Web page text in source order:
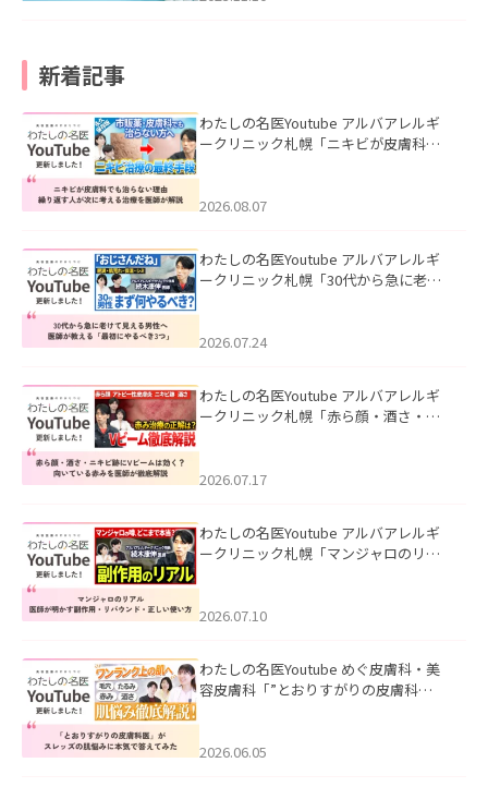
新着記事
わたしの名医Youtube アルバアレルギ
ークリニック札幌「ニキビが皮膚科で
ました。
2026.08.07
わたしの名医Youtube アルバアレルギ
ークリニック札幌「30代から急に老け
た。
2026.07.24
わたしの名医Youtube アルバアレルギ
ークリニック札幌「赤ら顔・酒さ・ニ
した。
2026.07.17
わたしの名医Youtube アルバアレルギ
ークリニック札幌「マンジャロのリア
た。
2026.07.10
わたしの名医Youtube めぐ皮膚科・美
容皮膚科「”とおりすがりの皮膚科
2026.06.05